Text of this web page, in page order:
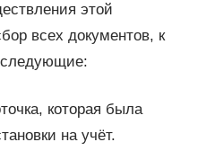
этой
всех документов, к
следующие:
которая была
на учёт.